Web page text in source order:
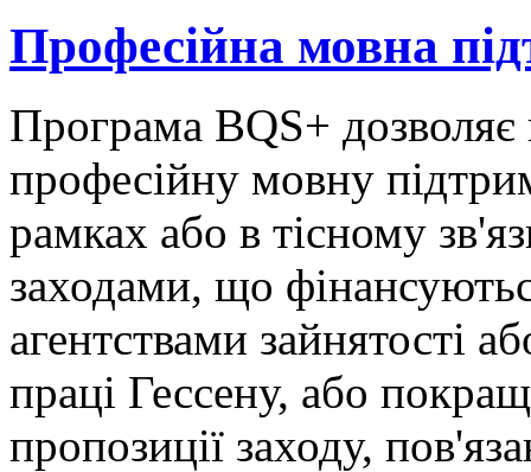
Професійна мовна
Програма BQS+ дозволяє
професійну мовну
рамках або в тісному
заходами, що
агентствами зайнятості
праці Гессену, або
пропозиції заходу,